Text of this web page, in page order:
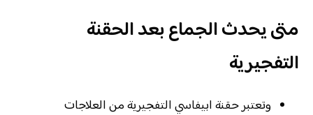
متى يحدث الجماع بعد الحقنة
التفجيرية
وتعتبر حقنة ابيفاسي التفجيرية من العلاجات